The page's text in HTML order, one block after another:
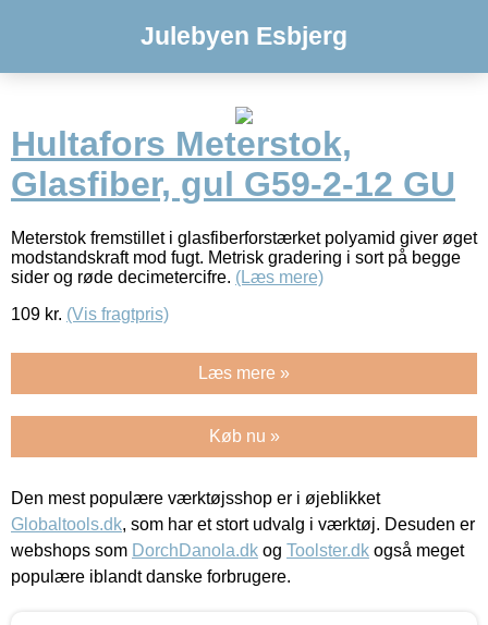
Julebyen Esbjerg
Hultafors Meterstok,
Glasfiber, gul G59-2-12 GU
Meterstok fremstillet i glasfiberforstærket polyamid giver øget
modstandskraft mod fugt. Metrisk gradering i sort på begge
sider og røde decimetercifre. (Læs mere)
109 kr. (Vis fragtpris)
Læs mere »
Køb nu »
Den mest populære værktøjsshop er i øjeblikket
Globaltools.dk, som har et stort udvalg i værktøj. Desuden er
webshops som DorchDanola.dk og Toolster.dk også meget
populære iblandt danske forbrugere.